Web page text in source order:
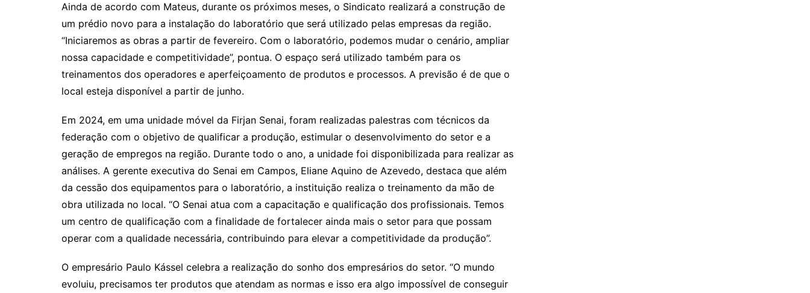
Ainda de acordo com Mateus, durante os próximos meses, o Sindicato realizará a construção de
um prédio novo para a instalação do laboratório que será utilizado pelas empresas da região.
“Iniciaremos as obras a partir de fevereiro. Com o laboratório, podemos mudar o cenário, ampliar
nossa capacidade e competitividade”, pontua. O espaço será utilizado também para os
treinamentos dos operadores e aperfeiçoamento de produtos e processos. A previsão é de que o
local esteja disponível a partir de junho.
Em 2024, em uma unidade móvel da Firjan Senai, foram realizadas palestras com técnicos da
federação com o objetivo de qualificar a produção, estimular o desenvolvimento do setor e a
geração de empregos na região. Durante todo o ano, a unidade foi disponibilizada para realizar as
análises. A gerente executiva do Senai em Campos, Eliane Aquino de Azevedo, destaca que além
da cessão dos equipamentos para o laboratório, a instituição realiza o treinamento da mão de
obra utilizada no local. “O Senai atua com a capacitação e qualificação dos profissionais. Temos
um centro de qualificação com a finalidade de fortalecer ainda mais o setor para que possam
operar com a qualidade necessária, contribuindo para elevar a competitividade da produção”.
O empresário Paulo Kássel celebra a realização do sonho dos empresários do setor. “O mundo
evoluiu, precisamos ter produtos que atendam as normas e isso era algo impossível de conseguir